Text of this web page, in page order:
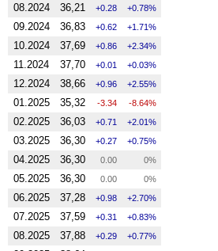
08.2024 36,21 0.28 0.78%
09.2024 36,83 0.62 1.71%
10.2024 37,69 0.86 2.34%
11.2024 37,70 0.01 0.03%
12.2024 38,66 0.96 2.55%
01.2025 35,32 -3.34 -8.64%
02.2025 36,03 0.71 2.01%
03.2025 36,30 0.27 0.75%
04.2025 36,30 0.00 0%
05.2025 36,30 0.00 0%
06.2025 37,28 0.98 2.70%
07.2025 37,59 0.31 0.83%
08.2025 37,88 0.29 0.77%